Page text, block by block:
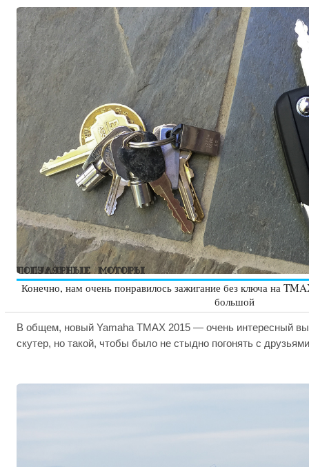
Конечно, нам очень понравилось зажигание без ключа на
большой
В общем, новый Yamaha TMAX 2015 — очень интересный
скутер, но такой, чтобы было не стыдно погонять с